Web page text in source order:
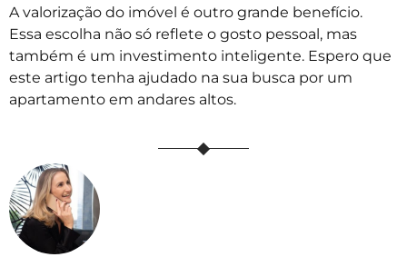
A valorização do imóvel é outro grande benefício.
Essa escolha não só reflete o gosto pessoal, mas
também é um investimento inteligente. Espero que
este artigo tenha ajudado na sua busca por um
apartamento em andares altos.